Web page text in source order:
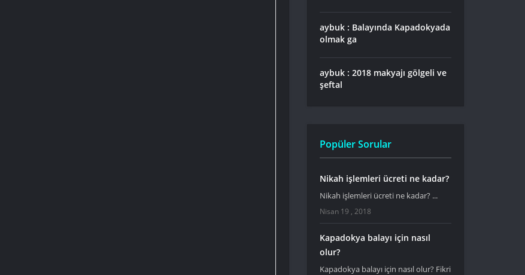
aybuk : Balayında Kapadokyada
olmak ga
aybuk : 2018 makyajı gölgeli ve
şeftal
Popüler Sorular
Nikah işlemleri ücreti ne kadar?
Nikah işlemleri ücreti ne kadar? ...
Nisan 19 , 2018
Kapadokya balayı için nasıl
olur?
Kapadokya balayı için nasıl olur? Fikri